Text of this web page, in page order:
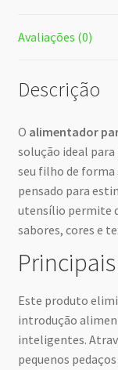
Avaliações (0)
Descrição
O alimentador
solução ideal
seu filho de forma
pensado para
utensílio permite
sabores, cores e
Este produto
introdução
inteligentes.
pequenos